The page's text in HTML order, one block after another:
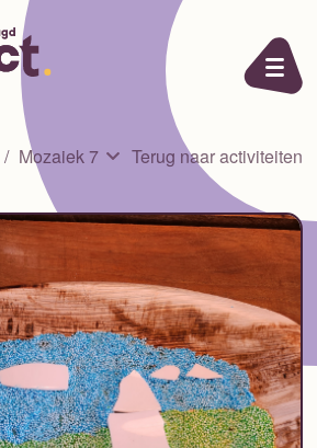
Ga naar de inhoud
Mozaiek 7 Terug naar activiteiten